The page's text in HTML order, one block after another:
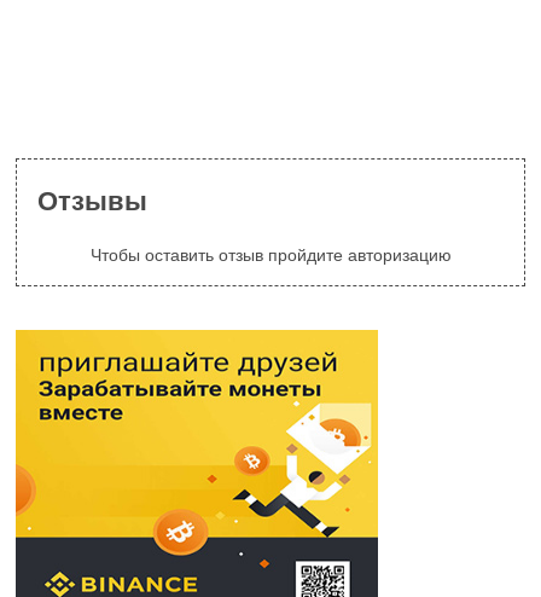
Отзывы
Чтобы оставить отзыв пройдите авторизацию